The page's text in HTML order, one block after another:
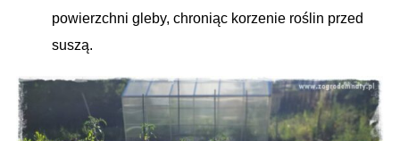
powierzchni gleby, chroniąc korzenie roślin przed
suszą.